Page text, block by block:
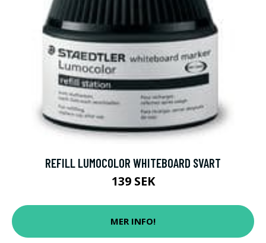
REFILL LUMOCOLOR WHITEBOARD SVART
139 SEK
MER INFO!